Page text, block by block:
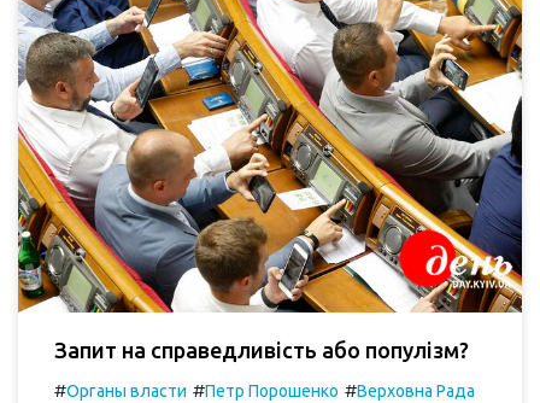
Запит на справедливість або популізм?
#Органы власти #Петр Порошенко #Верховна Рада